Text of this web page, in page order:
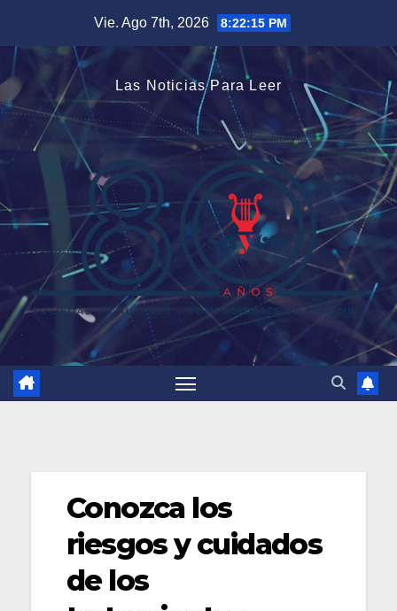
contenido
Vie. Ago 7th, 2026 8:22:16 PM
Las Noticias Para Leer
Conozca los
riesgos y cuidados
de los